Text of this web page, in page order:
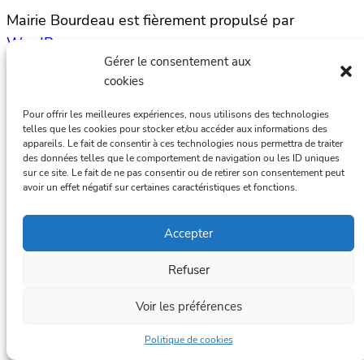
Gérer le consentement aux
cookies
Pour offrir les meilleures expériences, nous utilisons des technologies
telles que les cookies pour stocker et/ou accéder aux informations des
appareils. Le fait de consentir à ces technologies nous permettra de traiter
des données telles que le comportement de navigation ou les ID uniques
sur ce site. Le fait de ne pas consentir ou de retirer son consentement peut
avoir un effet négatif sur certaines caractéristiques et fonctions.
Accepter
Refuser
Voir les préférences
Politique de cookies
Mairie Bourdeau est fièrement propulsé par
WordPress